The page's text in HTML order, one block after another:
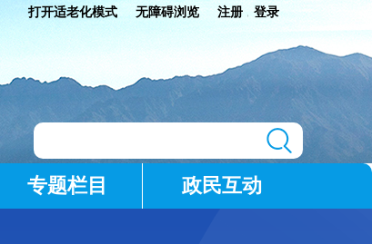
打开适老化模式 无障碍浏览 注册 登录
专题栏目 政民互动